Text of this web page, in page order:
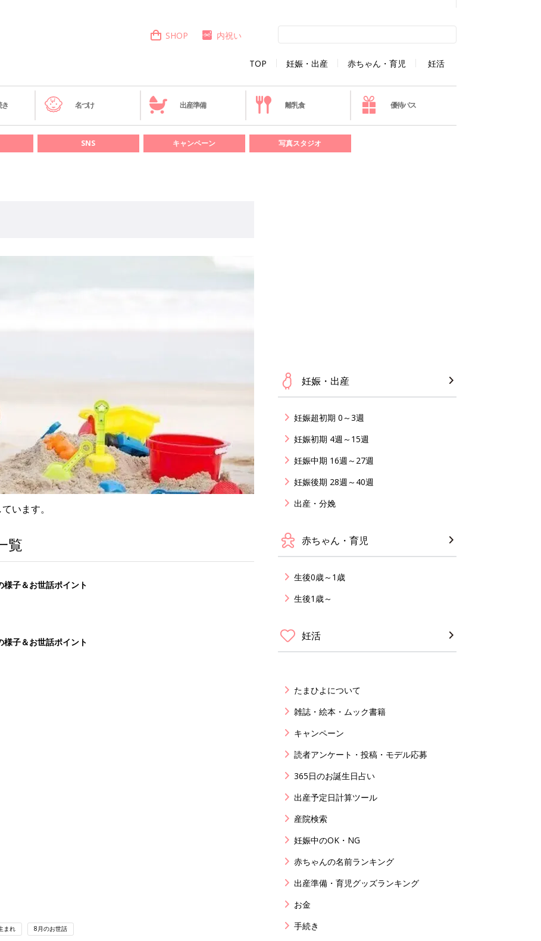
TOP 妊娠・出産 赤ちゃん・育児 妊活
SHOP 内祝い
名づけ 出産準備 離乳食 優待パス
SNS キャンペーン 写真スタジオ
います。
覧
様子＆お世話ポイント
様子＆お世話ポイント
妊娠・出産
妊娠超初期 0～3週
妊娠初期 4週～15週
妊娠中期 16週～27週
妊娠後期 28週～40週
出産・分娩
赤ちゃん・育児
生後0歳～1歳
生後1歳～
妊活
たまひよについて
雑誌・絵本・ムック書籍
キャンペーン
読者アンケート・投稿・モデル応募
365日のお誕生日占い
出産予定日計算ツール
産院検索
妊娠中のOK・NG
赤ちゃんの名前ランキング
出産準備・育児グッズランキング
お金
手続き